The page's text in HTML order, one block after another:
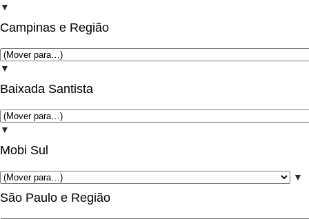
▼
Campinas e Região
▼
Baixada Santista
▼
Mobi Sul
▼
São Paulo e Região